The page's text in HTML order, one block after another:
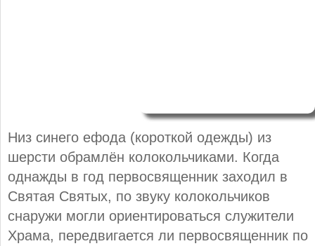
Низ синего ефода (короткой одежды) из
шерсти обрамлён колокольчиками. Когда
однажды в год первосвященник заходил в
Святая Святых, по звуку колокольчиков
снаружи могли ориентироваться служители
Храма, передвигается ли первосвященник по